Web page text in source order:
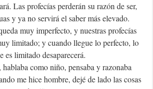
Las profecías perderán su razón de ser,
y ya no servirá el saber más elevado.
muy imperfecto, y nuestras profecías
limitado; y cuando llegue lo perfecto, lo
es limitado desaparecerá.
como niño, pensaba y razonaba
me hice hombre, dejé de lado las cosas